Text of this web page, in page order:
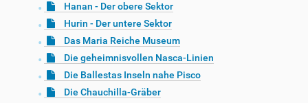
Hanan - Der obere Sektor
Hurin - Der untere Sektor
Das Maria Reiche Museum
Die geheimnisvollen Nasca-Linien
Die Ballestas Inseln nahe Pisco
Die Chauchilla-Gräber